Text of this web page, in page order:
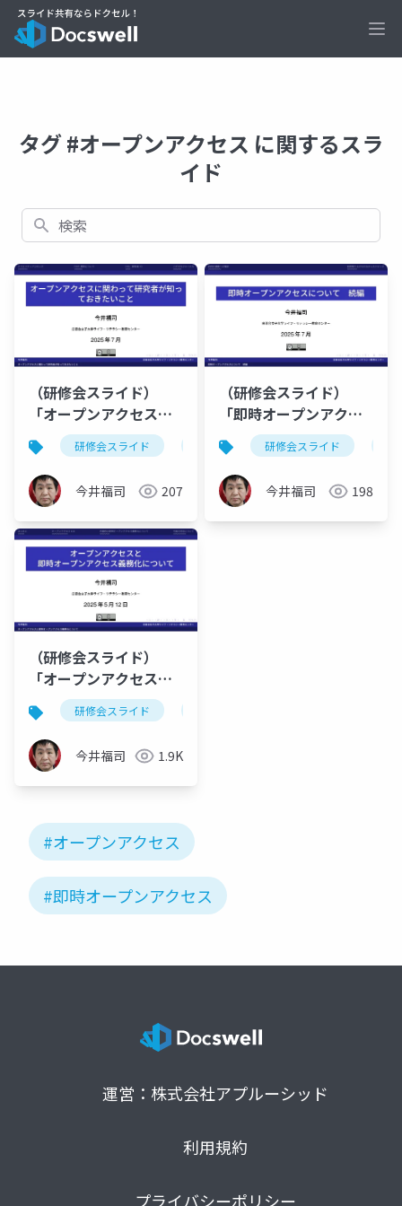
タグ #オープンアクセス に関するスラ
イド
検索
（研修会スライド）
「オープンアクセスに
関わって研究者が知っ
ておきたいこと」
研修会スライド オープンアクセス 即時オープン
今井福司 207
（研修会スライド）
「即時オープンアクセ
スについて 続編」
研修会スライド
今井福司 198
（研修会スライド）
「オープンアクセスと
即時オープンアクセス
義務化について」
研修会スライド
今井福司 1.9K
#オープンアクセス
#即時オープンアクセス
運営：株式会社アプルーシッド
利用規約
プライバシーポリシー